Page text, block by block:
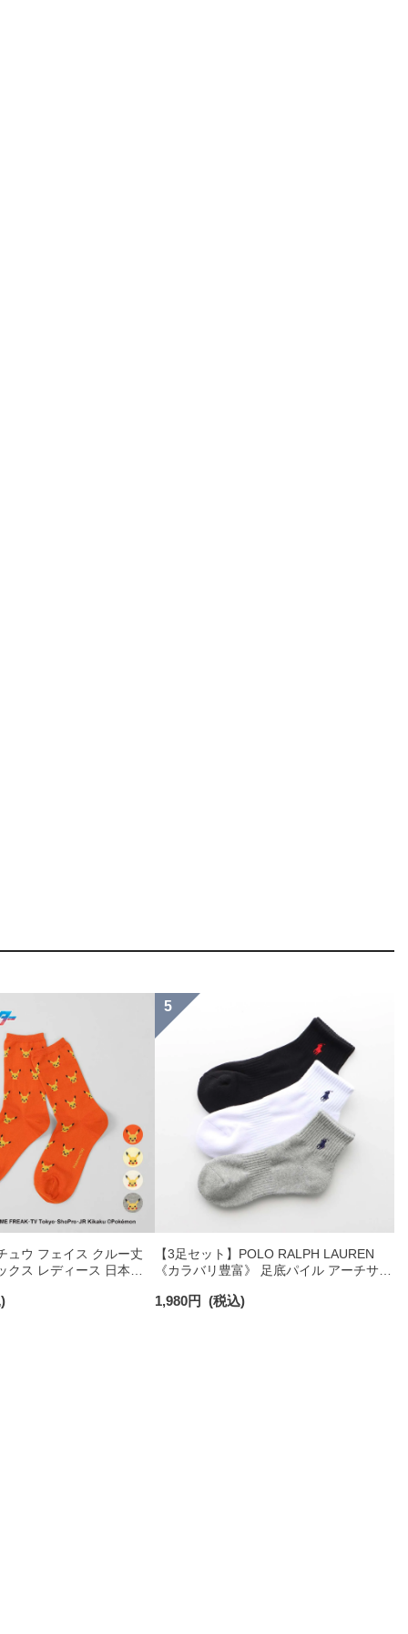
ュウ フェイス クルー丈
クス レディース 日本製
【3足セット】POLO RALPH LAUREN
《カラバリ豊富》 足底パイル アーチサポ
クス レディース 93246604
1,980円 (税込)